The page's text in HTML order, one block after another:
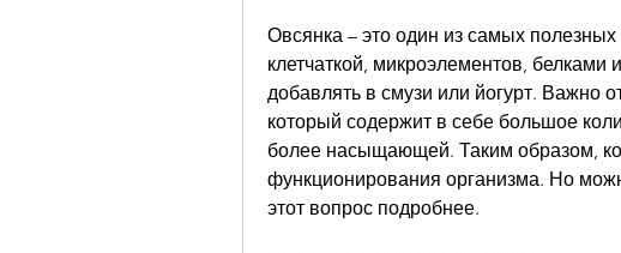
Овсянка – это один из самых
клетчаткой, микроэлементов,
добавлять в смузи или йогурт. Важно
который содержит в себе большое
более насыщающей. Таким образом,
функционирования организма. Но
этот вопрос подробнее.